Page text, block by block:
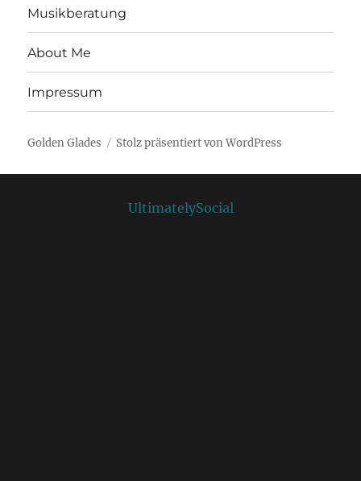
Musikberatung
About Me
Impressum
Golden Glades Stolz präsentiert von WordPress
UltimatelySocial